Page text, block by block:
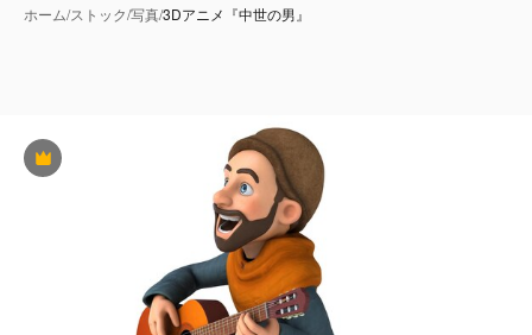
ホーム/ストック/写真/3Dアニメ『中世の男』
Premium